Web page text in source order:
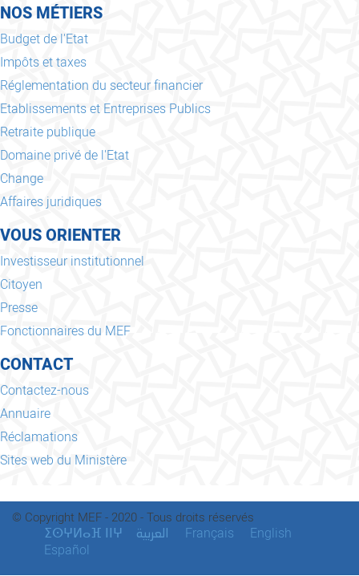
NOS MÉTIERS
Budget de l'Etat
Impôts et taxes
Réglementation du secteur financier
Etablissements et Entreprises Publics
Retraite publique
Domaine privé de l'Etat
Change
Affaires juridiques
VOUS ORIENTER
Investisseur institutionnel
Citoyen
Presse
Fonctionnaires du MEF
CONTACT
Contactez-nous
Annuaire
Réclamations
Sites web du Ministère
© Copyright MEF - 2020 - Tous droits réservés
ⵉⵙⵖⵍⴰⴼ ⵏⵏⵖ العربية Français
English
Español